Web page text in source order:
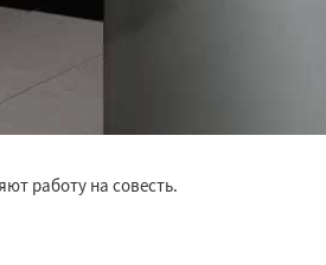
работу на совесть.